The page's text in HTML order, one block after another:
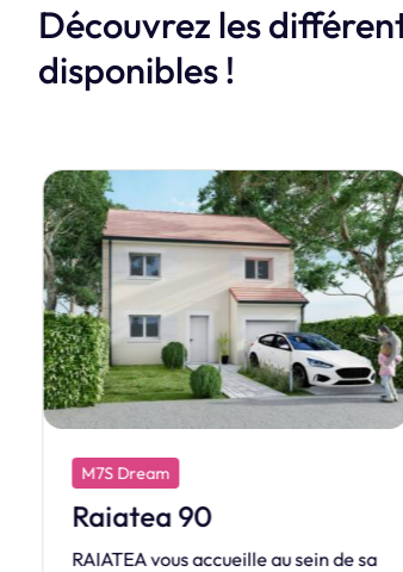
Découvrez les
disponibles !
M7S Dream
Raiatea 90
RAIATEA vous accueille au sein de sa